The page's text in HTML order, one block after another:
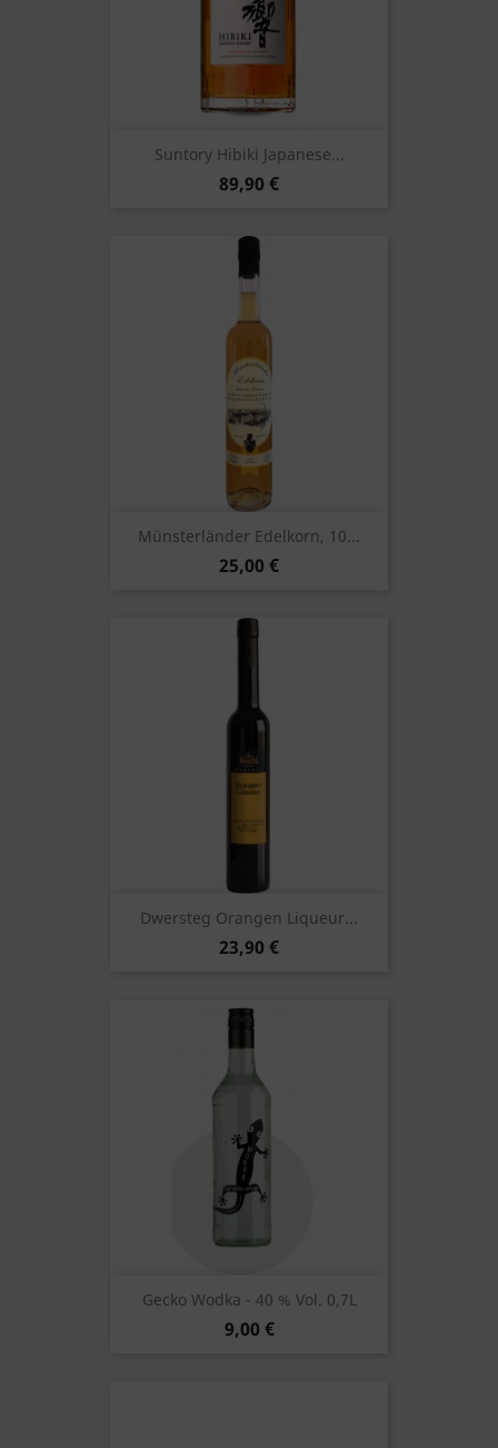
Suntory Hibiki Japanese...
89,90 €
Münsterländer Edelkorn, 10...
25,00 €
Dwersteg Orangen Liqueur...
23,90 €
Gecko Wodka - 40 % Vol. 0,7L
9,00 €